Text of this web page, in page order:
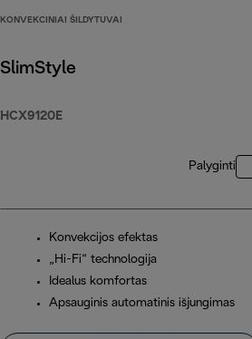
KONVEKCINIAI ŠILDYTUVAI
SlimStyle
HCX9120E
Palyginti
Konvekcijos efektas
„Hi-Fi“ technologija
Idealus komfortas
Apsauginis automatinis išjungimas